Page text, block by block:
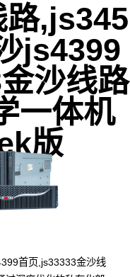
,js345
js4399
沙线路
一体机
版
首页,js33333金沙线